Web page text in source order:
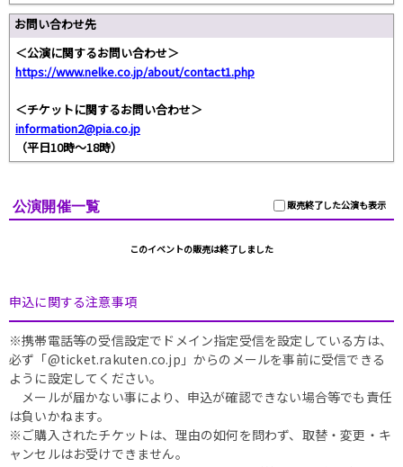
お問い合わせ先
＜公演に関するお問い合わせ＞
https://www.nelke.co.jp/about/contact1.php
＜チケットに関するお問い合わせ＞
information2@pia.co.jp
（平日10時〜18時）
販売終了した公演も表示
公演開催一覧
このイベントの販売は終了しました
申込に関する注意事項
※携帯電話等の受信設定でドメイン指定受信を設定している方は、
必ず「@ticket.rakuten.co.jp」からのメールを事前に受信できる
ように設定してください。
メールが届かない事により、申込が確認できない場合等でも責任
は負いかねます。
※ご購入されたチケットは、理由の如何を問わず、取替・変更・キ
ャンセルはお受けできません。